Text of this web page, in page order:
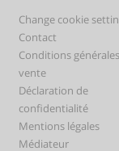
Change cookie
Contact
Conditions
vente
Déclaration de
confidentialité
Mentions légales
Médiateur